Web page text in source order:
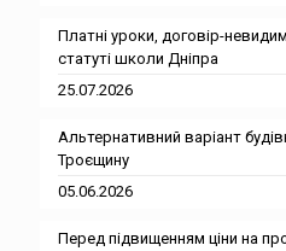
Платні уроки, договір-
статуті школи Дніпра
25.07.2026
Альтернативний варіант
Троєщину
05.06.2026
Перед підвищенням ціни на